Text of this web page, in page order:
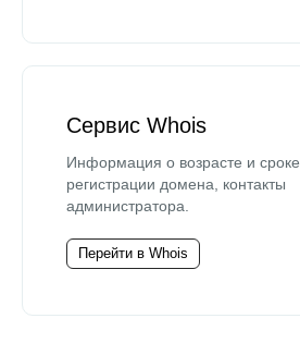
Сервис Whois
Информация о возрасте и сроке
регистрации домена, контакты
администратора.
Перейти в Whois